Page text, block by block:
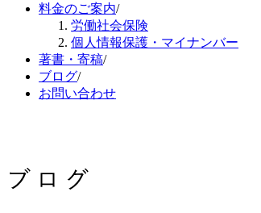
料金のご案内/
労働社会保険
個人情報保護・マイナンバー
著書・寄稿/
ブログ/
お問い合わせ